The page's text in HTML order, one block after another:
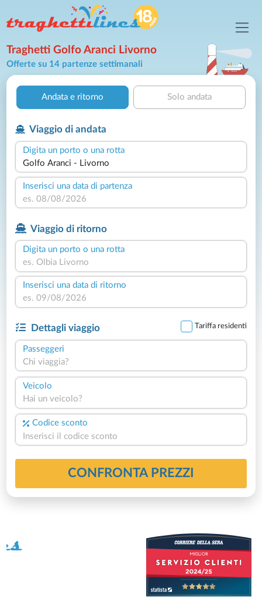
Traghetti Golfo Aranci Livorno
Offerte su 14 partenze settimanali
Andata e ritorno Solo andata
Viaggio di andata
Digita un porto o una rotta
Inserisci una data di partenza
Viaggio di ritorno
Digita un porto o una rotta
Inserisci una data di ritorno
Dettagli viaggio Tariffa residenti
Passeggeri
Chi viaggia?
Veicolo
Hai un veicolo?
Codice sconto
CONFRONTA PREZZI